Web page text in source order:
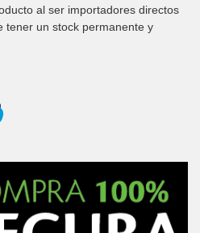
al ser importadores directos
tener un stock permanente y